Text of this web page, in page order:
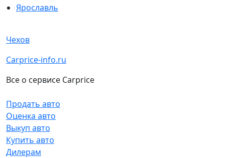
Ярославль
Чехов
Carprice-info.ru
Все о сервисе Carprice
Продать авто
Оценка авто
Выкуп авто
Купить авто
Дилерам